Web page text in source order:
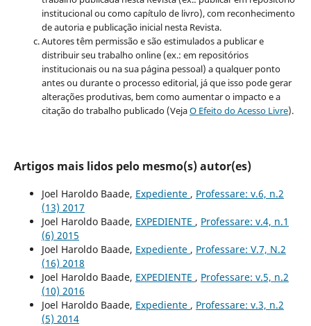
institucional ou como capítulo de livro), com reconhecimento
de autoria e publicação inicial nesta Revista.
Autores têm permissão e são estimulados a publicar e
distribuir seu trabalho online (ex.: em repositórios
institucionais ou na sua página pessoal) a qualquer ponto
antes ou durante o processo editorial, já que isso pode gerar
alterações produtivas, bem como aumentar o impacto e a
citação do trabalho publicado (VejaO Efeito do Acesso Livre).
Artigos mais lidos pelo mesmo(s) autor(es)
Joel Haroldo Baade, Expediente , Professare: v.6, n.2
(13) 2017
Joel Haroldo Baade, EXPEDIENTE , Professare: v.4, n.1
(6) 2015
Joel Haroldo Baade, Expediente , Professare: V.7, N.2
(16) 2018
Joel Haroldo Baade, EXPEDIENTE , Professare: v.5, n.2
(10) 2016
Joel Haroldo Baade, Expediente , Professare: v.3, n.2
(5) 2014